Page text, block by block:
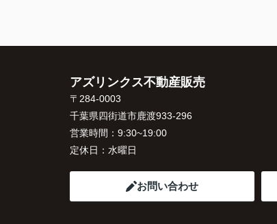
アズリンクス不動産販売
〒284-0003
千葉県四街道市鹿渡933-296
営業時間： 9:30~19:00
定休日： 水曜日
お問い合わせ